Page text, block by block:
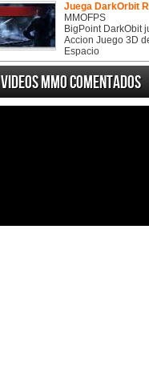
Juega DarkOrbit
MMOFPS
BigPoint DarkObit
Accion Juego 3D
Espacio
Videos MMO Comentados